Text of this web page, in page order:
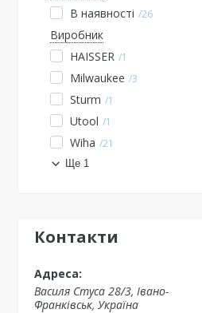
В наявності 26
Виробник
HAISSER 1
Milwaukee 3
Sturm 1
Utool 1
Wiha 21
Ще 1
Контакти
Василя Стуса 28/3, Івано-
Франківськ, Україна